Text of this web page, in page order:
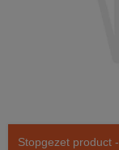
Stopgezet product